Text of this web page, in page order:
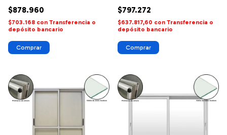
$878.960
$703.168 con Transferencia o
depósito bancario
$797.272
$637.817,60 con Transferencia o
depósito bancario